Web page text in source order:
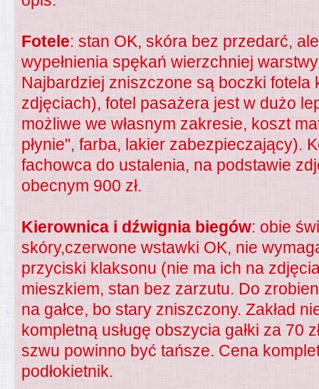
Fotele: stan OK, skóra bez przedarć,
wypełnienia spękań wierzchniej
Najbardziej zniszczone są boczki fotela
zdjęciach), fotel pasażera jest w dużo
możliwe we własnym zakresie, koszt
płynie", farba, lakier zabezpieczający).
fachowca do ustalenia, na podstawie
obecnym 900 zł.
Kierownica i dźwignia biegów: obie
skóry,czerwone wstawki OK, nie
przyciski klaksonu (nie ma ich na
mieszkiem, stan bez zarzutu. Do
na gałce, bo stary zniszczony. Zakład
kompletną usługę obszycia gałki za 70
szwu powinno być tańsze. Cena
podłokietnik.